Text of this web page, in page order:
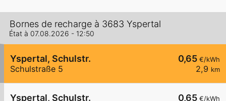
Bornes de recharge à 3683 Yspertal
État à 07.08.2026 - 12:50
0,65 €/kWh
2,9 km
Yspertal, Schulstr.
Schulstraße 5
0,65 €/kWh
Yspertal, Schulstr.